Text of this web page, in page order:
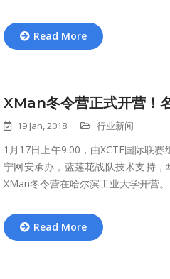
Read More
XMan冬令营正式开营！
19 Jan, 2018 行业新闻
1月17日上午9:00，由XCTF国际联
宁网安承办，蓝莲花战队技术支持，
XMan冬令营在哈尔滨工业大学开营
Read More